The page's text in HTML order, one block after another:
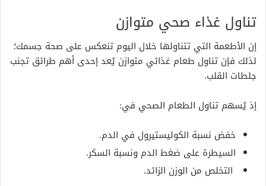
تناول غذاء صحي متوازن
إن الأطعمة التي تتناولها خلال اليوم تنعكس على صحة جسمك؛
لذلك فإن تناول طعام غذائي متوازن يُعد إحدى أهم طرائق تجنب
جلطات القلب.
إذ يُسهم تناول الطعام الصحي في:
خفض نسبة الكوليستيرول في الدم.
السيطرة على ضغط الدم ونسبة السكر.
التخلص من الوزن الزائد.